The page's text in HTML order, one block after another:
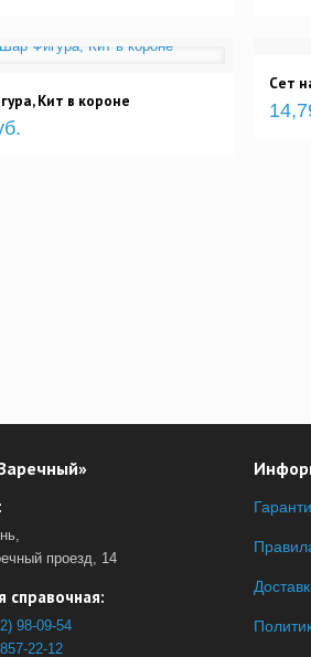
Кит в короне
Сет
проезд, 14
справочная:
98-09-54
22-12